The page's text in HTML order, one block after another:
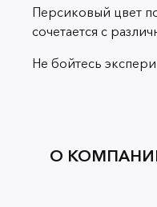
Персиковый цвет
сочетается с
Не бойтесь
О